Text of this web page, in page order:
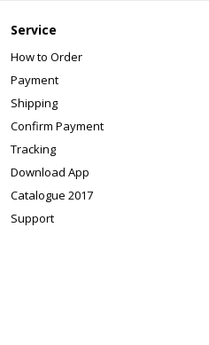
Service
How to Order
Payment
Shipping
Confirm Payment
Tracking
Download App
Catalogue 2017
Support